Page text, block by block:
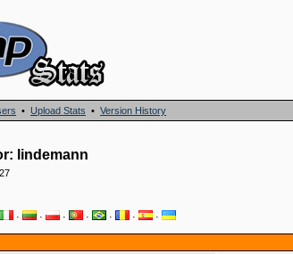
• Upload Stats • Version History
lindemann
· · · · · · ·